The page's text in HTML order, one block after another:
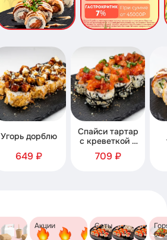
Угорь дорблю
649 ₽
Спайси тартар
с креветкой и
семгой
709 ₽
Акции Сеты